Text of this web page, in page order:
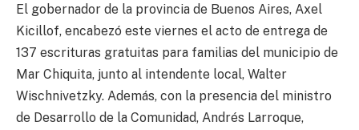
El gobernador de la provincia de Buenos Aires, Axel
Kicillof, encabezó este viernes el acto de entrega de
137 escrituras gratuitas para familias del municipio de
Mar Chiquita, junto al intendente local, Walter
Wischnivetzky. Además, con la presencia del ministro
de Desarrollo de la Comunidad, Andrés Larroque,